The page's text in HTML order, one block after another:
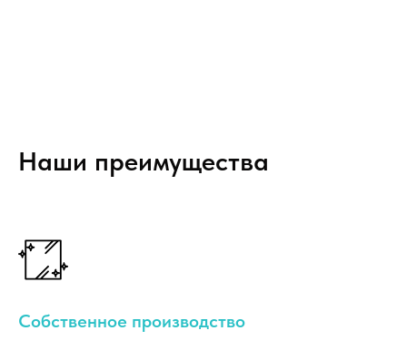
Наши преимущества
Собственное производство